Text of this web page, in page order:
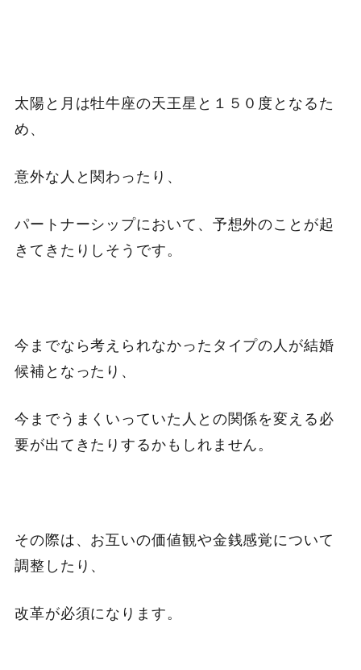
太陽と月は牡牛座の天王星と１５０度となるた
め、
意外な人と関わったり、
パートナーシップにおいて、予想外のことが起
きてきたりしそうです。
今までなら考えられなかったタイプの人が結婚
候補となったり、
今までうまくいっていた人との関係を変える必
要が出てきたりするかもしれません。
その際は、お互いの価値観や金銭感覚について
調整したり、
改革が必須になります。